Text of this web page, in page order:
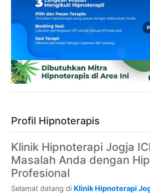
Profil Hipnoterapis
Klinik Hipnoterapi Jogja
Masalah Anda dengan
Profesional
Selamat datang di Klinik Hipnoterapi